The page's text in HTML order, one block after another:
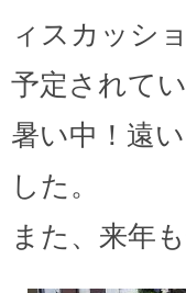
ィスカッシ
予定されてい
暑い中！遠
した。
また、来年